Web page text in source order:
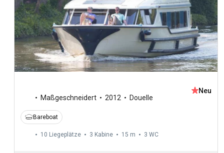
Maßgeschneidert 2012 Douelle
Neu
Bareboat
10 Liegeplätze 3 Kabine 15 m 3 WC